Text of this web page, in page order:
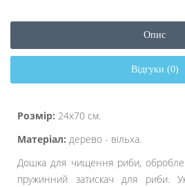
Опис
Відгуки (0)
Розмір: 24х70 см.
Матеріал: дерево - вільха.
Дошка для чищення риби,
пружинний затискач для риби.